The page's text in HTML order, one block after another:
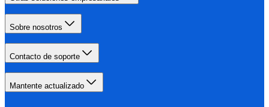
Sobre nosotros
Contacto de soporte
Mantente actualizado